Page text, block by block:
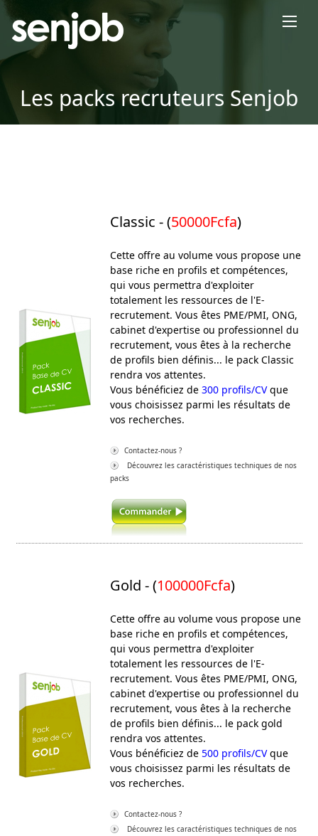
Les packs recruteurs Senjob
Classic - (50000Fcfa)
Cette offre au volume vous propose une
base riche en profils et compétences,
qui vous permettra d'exploiter
totalement les ressources de l'E-
recrutement. Vous êtes PME/PMI, ONG,
cabinet d'expertise ou professionnel du
recrutement, vous êtes à la recherche
de profils bien définis... le pack Classic
rendra vos attentes.
Vous bénéficiez de 300 profils/CVque
vous choisissez parmi les résultats de
vos recherches.
Contactez-nous ?
Découvrez les caractéristiques techniques de nos
packs
Gold - (100000Fcfa)
Cette offre au volume vous propose une
base riche en profils et compétences,
qui vous permettra d'exploiter
totalement les ressources de l'E-
recrutement. Vous êtes PME/PMI, ONG,
cabinet d'expertise ou professionnel du
recrutement, vous êtes à la recherche
de profils bien définis... le pack gold
rendra vos attentes.
Vous bénéficiez de 500 profils/CVque
vous choisissez parmi les résultats de
vos recherches.
Contactez-nous ?
Découvrez les caractéristiques techniques de nos